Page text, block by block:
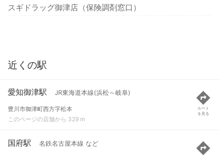
スギドラッグ御津店（保険調剤窓口）
近くの駅
愛知御津駅 JR東海道本線(浜松～岐阜)
豊川市御津町西方字松本
このページの店舗から 329 m
ルート
を見る
国府駅 名鉄名古屋本線 など